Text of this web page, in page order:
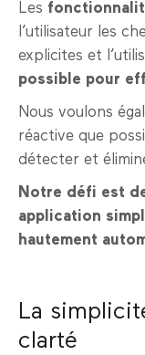
Les
l’utilisateur les
explicites et
possible pour
Nous voulons
réactive que
détecter et
Notre défi est
application
hautement
La
clarté